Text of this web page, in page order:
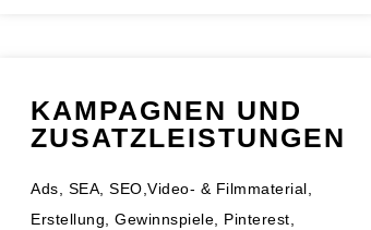
KAMPAGNEN UND
ZUSATZLEISTUNGEN
Ads, SEA, SEO,Video- & Filmmaterial,
Erstellung, Gewinnspiele, Pinterest,